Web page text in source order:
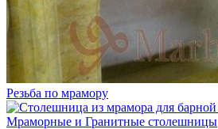
Резьба по мрамору
Мраморные и Гранитные столешницы